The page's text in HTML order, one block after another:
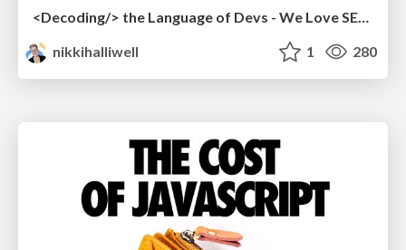
<Decoding/> the Language of Devs - We Love SEO 2024
nikkihalliwell
1 280